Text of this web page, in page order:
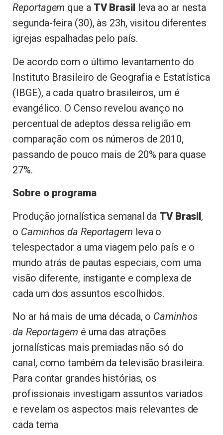
Reportagem que a TV Brasil
leva ao ar nesta
segunda-feira (30), às 23h, visitou diferentes
igrejas espalhadas pelo país.
De acordo com o último levantamento do
Instituto Brasileiro de Geografia e Estatística
(IBGE), a cada quatro brasileiros, um é
evangélico. O Censo revelou avanço no
percentual de adeptos dessa religião em
comparação com os números de 2010,
passando de pouco mais de 20% para quase
27%.
Sobre o programa
Produção jornalística semanal da TV Brasil,
o Caminhos da Reportagem leva o
telespectador a uma viagem pelo país e o
mundo atrás de pautas especiais, com uma
visão diferente, instigante e complexa de
cada um dos assuntos escolhidos.
No ar há mais de uma década, o Caminhos
da Reportagem é uma das atrações
jornalísticas mais premiadas não só do
canal, como também da televisão brasileira.
Para contar grandes histórias, os
profissionais investigam assuntos variados
e revelam os aspectos mais relevantes de
cada tema